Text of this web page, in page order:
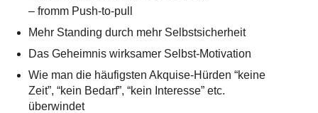
– fromm Push-to-pull
Mehr Standing durch mehr Selbstsicherheit
Das Geheimnis wirksamer Selbst-Motivation
Wie man die häufigsten Akquise-Hürden “keine
Zeit”, “kein Bedarf”, “kein Interesse” etc.
überwindet